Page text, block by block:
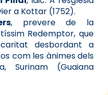
a Kottar (1752).
, prevere de la
Redemptor, que
desbordant a
com les ànimes dels
Surinam (Guaiana